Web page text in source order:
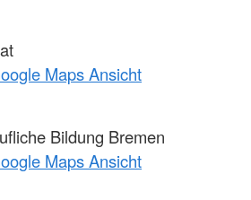
Maps Ansicht
Bildung Bremen
Maps Ansicht